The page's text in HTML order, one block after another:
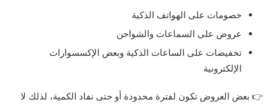
خصومات على الهواتف الذكية
عروض على السماعات والشواحن
تخفيضات على الساعات الذكية وبعض الإكسسوارات
الإلكترونية
👉 بعض العروض تكون لفترة محدودة أو حتى نفاد الكمية، لذلك لا